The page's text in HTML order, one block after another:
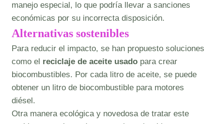
manejo especial, lo que podría llevar a sanciones
económicas por su incorrecta disposición.
Alternativas sostenibles
Para reducir el impacto, se han propuesto soluciones
como el reciclaje de aceite usado para crear
biocombustibles. Por cada litro de aceite, se puede
obtener un litro de biocombustible para motores
diésel.
Otra manera ecológica y novedosa de tratar este